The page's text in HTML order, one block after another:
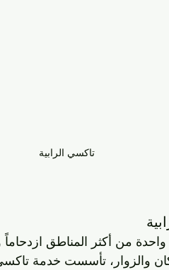
تاكسي الرابية
من أكثر المناطق ازدحاماً
والزوار، تأسست خدمة